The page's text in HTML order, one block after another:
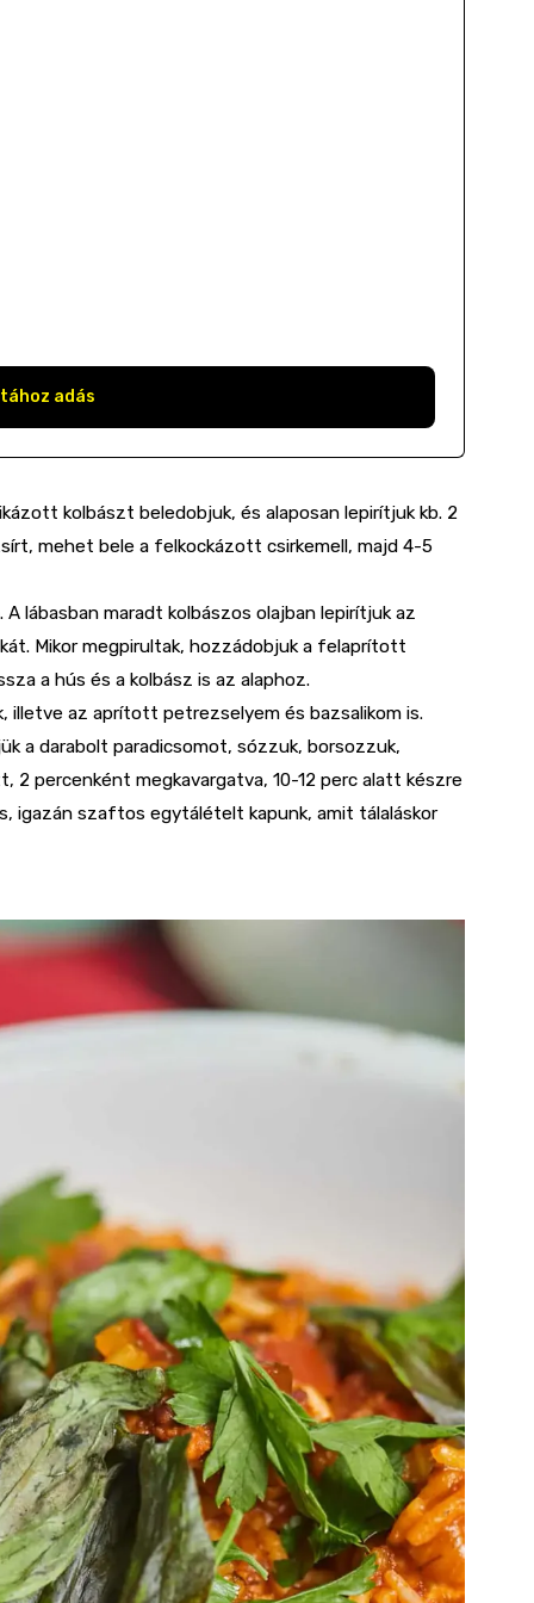
adás
kolbászt beledobjuk, és alaposan lepirítjuk kb. 2
mehet bele a felkockázott csirkemell, majd 4-5
lábasban maradt kolbászos olajban lepirítjuk az
Mikor megpirultak, hozzádobjuk a felaprított
a hús és a kolbász is az alaphoz.
illetve az aprított petrezselyem és bazsalikom is.
a darabolt paradicsomot, sózzuk, borsozzuk,
2 percenként megkavargatva, 10-12 perc alatt készre
igazán szaftos egytálételt kapunk, amit tálaláskor